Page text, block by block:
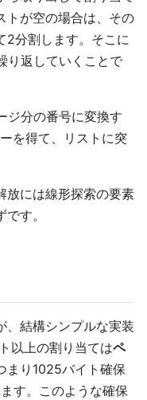
トが空の場合は、その
2分割します。そこに
り返していくことで
ジ分の番号に変換す
を得て、リストに突
放には線形探索の要素
す。
、結構シンプルな実装
以上の割り当てはペ
まり1025バイト確保
す。このような確保